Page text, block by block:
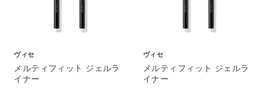
ヴィセ
メルティフィット ジェルラ
イナー
ヴィセ
メルティフィット ジェルラ
イナー